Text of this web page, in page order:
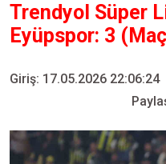
Trendyol Süper
Eyüpspor: 3
Giriş: 17.05.2026 22:06:24